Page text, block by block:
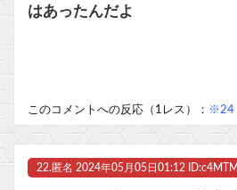
はあったんだよ
このコメントへの反応（1レス）： ※24
22. 匿名 2024年05月05日01:12